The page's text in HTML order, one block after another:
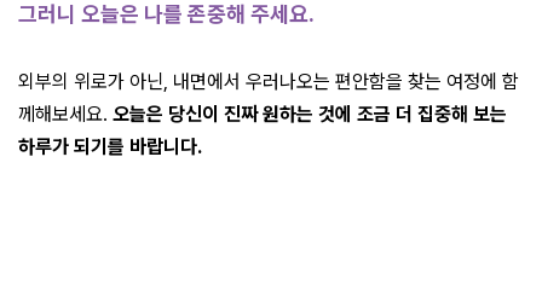
그러니 오늘은 나를 존중해 주세요.
외부의 위로가 아닌, 내면에서 우러나오는 편안함을 찾는 여정에 함
께해보세요. 오늘은 당신이 진짜 원하는 것에 조금 더 집중해 보는
하루가 되기를 바랍니다.